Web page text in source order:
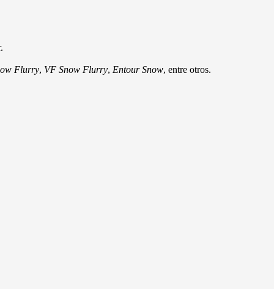
Flurry, VF Snow Flurry, Entour Snow, entre otros.